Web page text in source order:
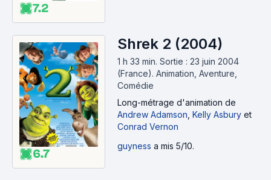
7.2
6.7
Shrek 2 (2004)
1 h 33 min. Sortie : 23 juin 2004
(France). Animation, Aventure,
Comédie
Long-métrage d'animation de
Andrew Adamson Kelly Asbury et
Conrad Vernon
guyness a mis 5/10.